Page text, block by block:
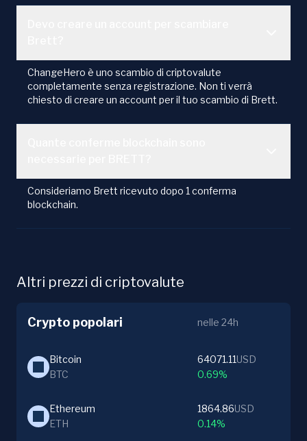
ChangeHero è uno scambio di criptovalute
completamente senza registrazione. Non ti verrà
chiesto di creare un account per il tuo scambio di Brett.
Consideriamo Brett ricevuto dopo 1 conferma
blockchain.
Altri prezzi di criptovalute
Crypto popolari nelle 24h
Bitcoin
BTC
64071.11USD
0.69%
Ethereum
ETH
1864.86USD
0.14%